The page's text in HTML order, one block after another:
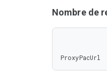
Nombre de
ProxyPacUrl